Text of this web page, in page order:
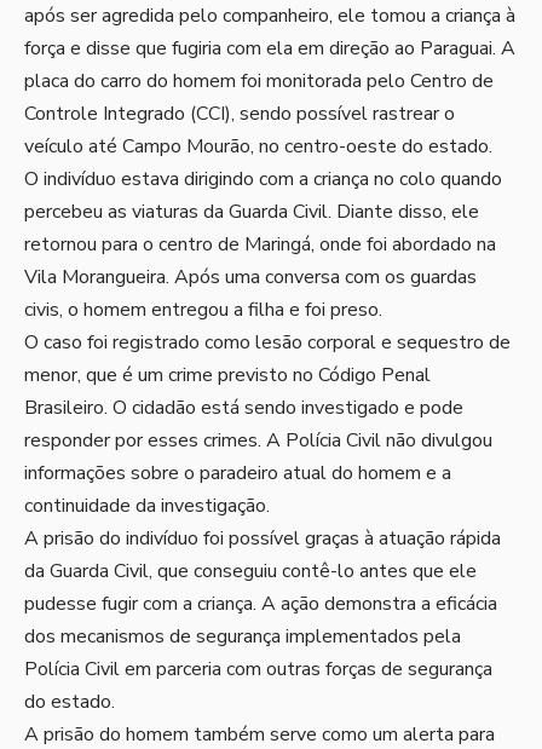
após ser agredida pelo companheiro, ele tomou a criança à
força e disse que fugiria com ela em direção ao Paraguai. A
placa do carro do homem foi monitorada pelo Centro de
Controle Integrado (CCI), sendo possível rastrear o
veículo até Campo Mourão, no centro-oeste do estado.
O indivíduo estava dirigindo com a criança no colo quando
percebeu as viaturas da Guarda Civil. Diante disso, ele
retornou para o centro de Maringá, onde foi abordado na
Vila Morangueira. Após uma conversa com os guardas
civis, o homem entregou a filha e foi preso.
O caso foi registrado como lesão corporal e sequestro de
menor, que é um crime previsto no Código Penal
Brasileiro. O cidadão está sendo investigado e pode
responder por esses crimes. A Polícia Civil não divulgou
informações sobre o paradeiro atual do homem e a
continuidade da investigação.
A prisão do indivíduo foi possível graças à atuação rápida
da Guarda Civil, que conseguiu contê-lo antes que ele
pudesse fugir com a criança. A ação demonstra a eficácia
dos mecanismos de segurança implementados pela
Polícia Civil em parceria com outras forças de segurança
do estado.
A prisão do homem também serve como um alerta para